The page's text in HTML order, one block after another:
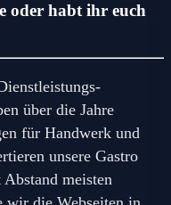
oder habt ihr euch
über die Jahre
für Handwerk und
unsere Gastro
meisten